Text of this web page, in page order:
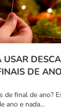
DE
de final de ano?
ano e nada…